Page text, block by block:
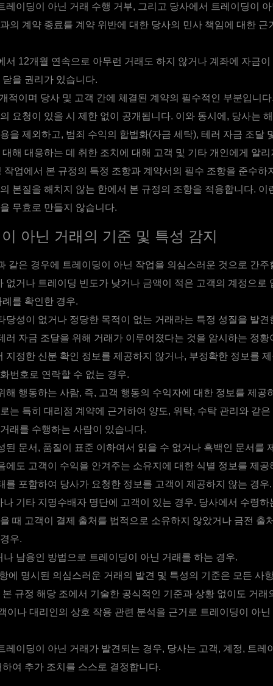
레이딩이 아닌 거래 수행 거부, 그리고 당사에서 트레이딩이
의 계약 종료를 계약 위반에 대한 당사의 민사 책임에 대한 근
서 12개월 연속으로 아무런 거래도 하지 않거나 계좌에 자금이
을 권리가 있습니다.
적이며 당사 및 고객 간에 체결된 계약의 필수적인 부분입니
요청이 있을 시 제한 없이 공개됩니다. 이와 동시에, 당사는
을 제외하고, 범죄 수익의 합법화(자금 세탁), 테러 자금 조달
해 대응하는 데 취한 조치에 대해 고객 및 기타 개인에게 알
업에서 본 규정의 특정 조항과 계약서의 필수 조항을 준수하
본질을 해치지 않는 한에서 본 규정의 조항을 적용합니다. 이
무효로 만들지 않습니다.
아닌 거래의 기준 및 특성 감지
같은 경우에 트레이딩이 아닌 작업을 의심스러운 것으로 간주
없거나 트레이딩 빈도가 낮거나 금액이 적은 고객의 계정으로
를 확인한 경우.
당성이 없거나 정당한 목적이 없는 거래라는 특정 성질을 발견
러 자금 조달을 위해 거래가 이루어졌다는 것을 암시하는 정황
지정한 신분 확인 정보를 제공하지 않거나, 부정확한 정보를
번호로 연락할 수 없는 경우.
해 행동하는 사람, 즉, 고객 행동의 수익자에 대한 정보를 제공
는 특히 대리점 계약에 근거하여 양도, 위탁, 수탁 관리와 같
래를 수행하는 사람이 있습니다.
된 문서, 품질이 표준 이하여서 읽을 수 없거나 흑백인 문서를
에도 고객이 수익을 안겨주는 소유지에 대한 식별 정보를 제공
를 포함하여 당사가 요청한 정보를 고객이 제공하지 않는 경우.
기타 지명수배자 명단에 고객이 있는 경우. 당사에서 수령하
때 고객이 결제 출처를 법적으로 소유하지 않았거나 금전 출
우.
남용인 방법으로 트레이딩이 아닌 거래를 하는 경우.
에 명시된 의심스러운 거래의 발견 및 특성의 기준은 모든 사
규정 해당 조에서 기술한 공식적인 기준과 상황 없이도 거래
이나 대리인의 상호 작용 관련 분석을 근거로 트레이딩이 아
레이딩이 아닌 거래가 발견되는 경우, 당사는 고객, 계정, 트레
여 추가 조치를 스스로 결정합니다.